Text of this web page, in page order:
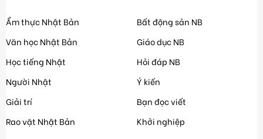
Ẩm thực Nhật Bản
Văn học Nhật Bản
Học tiếng Nhật
Người Nhật
Giải trí
Rao vặt Nhật Bản
Bất động sản NB
Giáo dục NB
Hỏi đáp NB
Ý kiến
Bạn đọc viết
Khởi nghiệp